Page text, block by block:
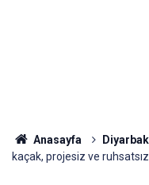
Anasayfa
kaçak, projesiz ve